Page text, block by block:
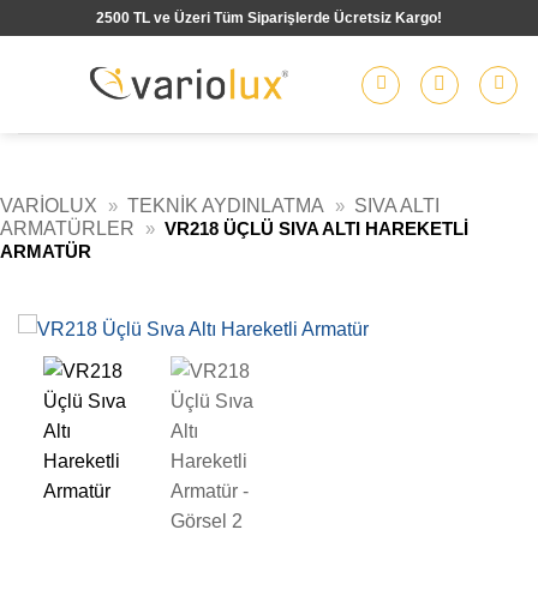
2500 TL ve Üzeri Tüm Siparişlerde Ücretsiz Kargo!
VARIOLUX » TEKNIK AYDINLATMA » SIVA ALTI
ARMATÜRLER
» VR218 ÜÇLÜ SIVA ALTI HAREKETLI
ARMATÜR